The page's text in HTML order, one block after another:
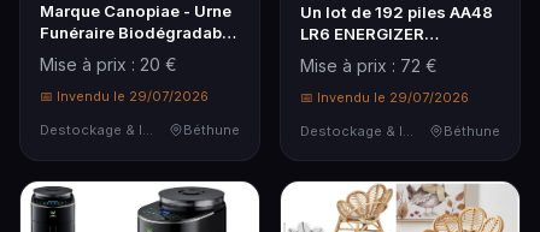
Marque Canopiae - Urne
Funéraire Biodégradable
pour Animaux avec
Graines de Pin Sylvestre,
Devient Arbre ou Fleur,
Mise à prix : 20 €
📅 Invendu le 29/07/2026
Destockage & Invendus
Béthune
Un lot de 192 piles AA48
LR6 ENERGIZER
ALKALINE
Mise à prix : 72 €
📅 Invendu le 29/07/2026
Destockage & Invendus
Béthune